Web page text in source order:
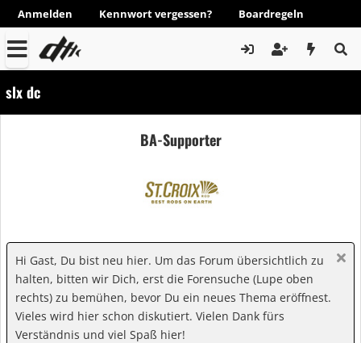
Anmelden Kennwort vergessen? Boardregeln
slx dc
BA-Supporter
Hi Gast, Du bist neu hier. Um das Forum übersichtlich zu
halten, bitten wir Dich, erst die Forensuche (Lupe oben
rechts) zu bemühen, bevor Du ein neues Thema eröffnest.
Vieles wird hier schon diskutiert. Vielen Dank fürs
Verständnis und viel Spaß hier!